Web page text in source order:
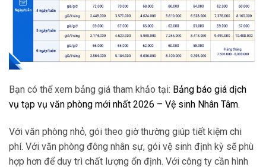
Bạn có thể xem bảng giá tham khảo tại: Bảng báo giá dịch
vụ tạp vụ văn phòng mới nhất 2026 – Vệ sinh Nhân Tâm.
Với văn phòng nhỏ, gói theo giờ thường giúp tiết kiệm chi
phí. Với văn phòng đông nhân sự, gói vệ sinh định kỳ sẽ phù
hợp hơn để duy trì chất lượng ổn định. Với công ty cần hình